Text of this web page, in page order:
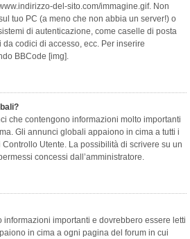
del-sito.com/immagine.gif. Non
tuo PC (a meno che non abbia un server!) o
di autenticazione, come caselle di posta
codici di accesso, ecc. Per inserire
BBCode [img].
che contengono informazioni molto importanti
Gli annunci globali appaiono in cima a tutti i
Utente. La possibilità di scrivere su un
concessi dall’amministratore.
importanti e dovrebbero essere letti
in cima a ogni pagina del forum in cui